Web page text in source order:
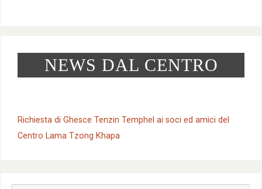
NEWS DAL CENTRO
Richiesta di Ghesce Tenzin Temphel ai soci ed amici del
Centro Lama Tzong Khapa